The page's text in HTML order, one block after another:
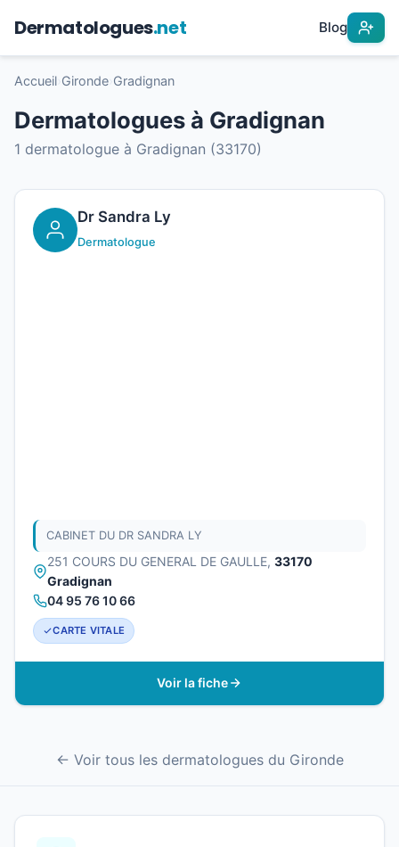
Dermatologues.net Blog
Accueil Gironde Gradignan
Dermatologues à Gradignan
1 dermatologue à Gradignan (33170)
Dr Sandra Ly
Dermatologue
CABINET DU DR SANDRA LY
251 COURS DU GENERAL DE GAULLE, 33170
Gradignan
04 95 76 10 66
CARTE VITALE
Voir la fiche
← Voir tous les dermatologues du Gironde